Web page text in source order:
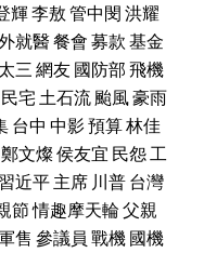
輝李敖管中閔洪耀
就醫餐會募款基金
三網友國防部飛機
民宅土石流颱風豪雨
台中 中影預算林佳
鄭文燦侯友宜 民怨工
習近平主席 川普台灣
節情趣摩天輪父親
售 參議員 戰機國機